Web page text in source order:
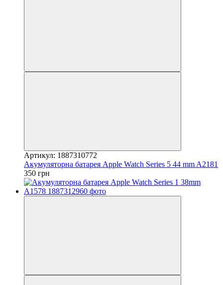
Артикул: 1887310772
Акумуляторна батарея Apple Watch Series 5 44 mm A2181
350 грн